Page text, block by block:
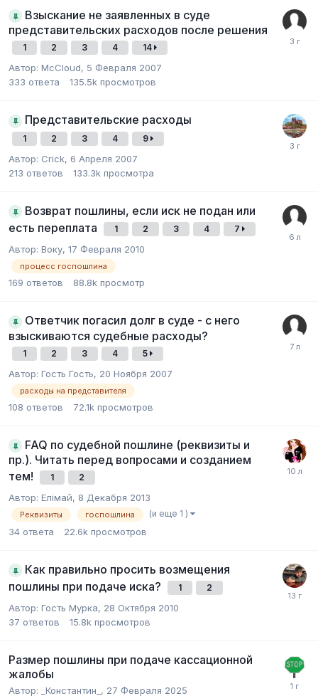
Взыскание не заявленных в суде
представительских расходов после решения
1 2 3 4 14
Автор: McCloud, 5 Февраля 2007
333 ответа 135.5k просмотров
Представительские расходы
1 2 3 4 9
Автор: Crick, 6 Апреля 2007
213 ответов 133.3k просмотра
Возврат пошлины, если иск не подан или
есть переплата
1 2 3 4 7
Автор: Воку, 17 Февраля 2010
процесс госпошлина
169 ответов 88.8k просмотр
Ответчик погасил долг в суде - с него
взыскиваются судебные расходы?
1 2 3 4 5
Автор: Гость Гость, 20 Ноября 2007
расходы на представителя
108 ответов 72.1k просмотров
FAQ по судебной пошлине (реквизиты и
пр.). Читать перед вопросами и созданием
тем!
1 2
Автор: Елiмай, 8 Декабря 2013
Реквизиты госпошлина (и еще 1 )
34 ответа 22.6k просмотров
Как правильно просить возмещения
пошлины при подаче иска?
1 2
Автор: Гость Мурка, 28 Октября 2010
37 ответов 15.8k просмотров
Размер пошлины при подаче кассационной
жалобы
Автор: _Константин_ , 27 Февраля 2025